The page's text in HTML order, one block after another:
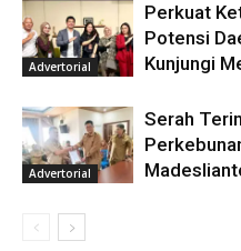
Advertorial
Perkuat
Potensi
Kunjungi
Advertorial
Serah